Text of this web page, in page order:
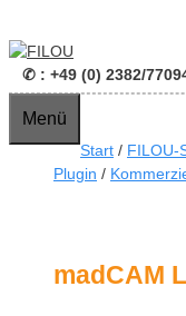
✆ : +49 (0) 2382/
Menü
Start / FILOU-
Plugin /
madCAM